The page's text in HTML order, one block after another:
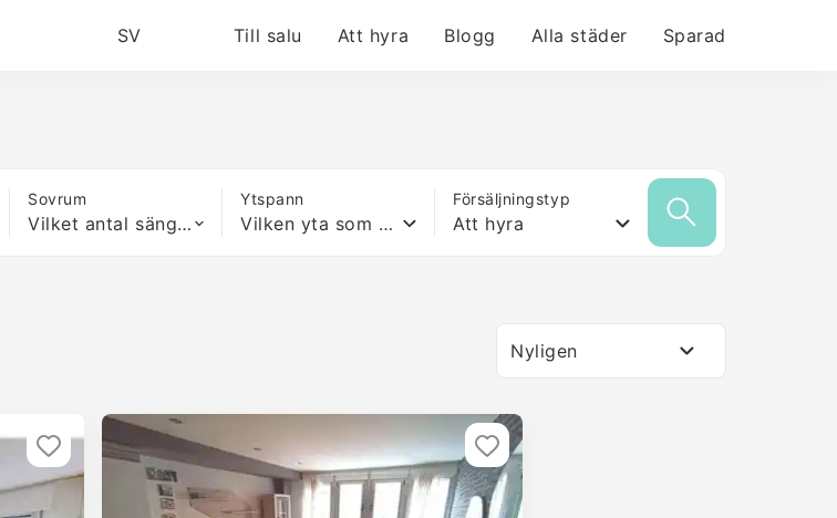
SV Till salu Att hyra Blogg Alla städer Sparad
Sovrum
Vilket antal sängar som helst
Ytspann
Vilken yta som helst
Försäljningstyp
Att hyra
Nyligen